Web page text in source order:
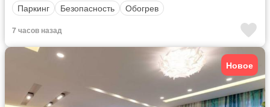
Паркинг
Безопасность Обогрев
7 часов назад
Новое